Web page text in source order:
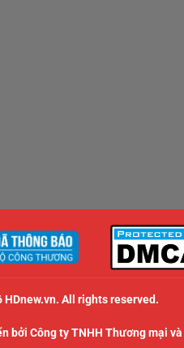
All rights reserved.
bởi Công ty TNHH Thương mại và